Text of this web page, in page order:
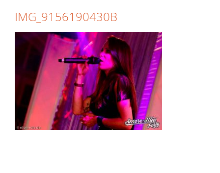
IMG_9156190430B